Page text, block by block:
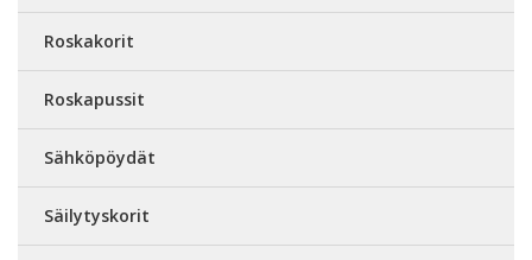
Roskakorit
Roskapussit
Sähköpöydät
Säilytyskorit